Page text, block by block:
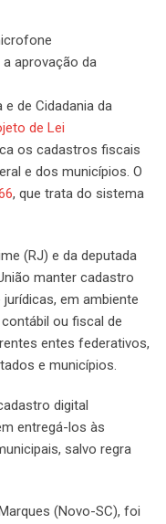
aprovação da
de Cidadania da
de Lei
os cadastros fiscais
e dos municípios. O
, que trata do sistema
(RJ) e da deputada
manter cadastro
em ambiente
ou fiscal de
entes federativos,
e municípios.
digital
entregá-los às
salvo regra
(Novo-SC), foi